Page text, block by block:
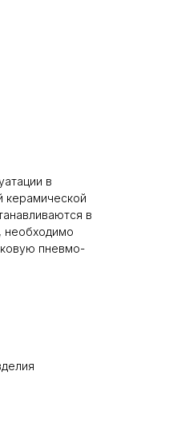
в
керамической
в
необходимо
пневмо-